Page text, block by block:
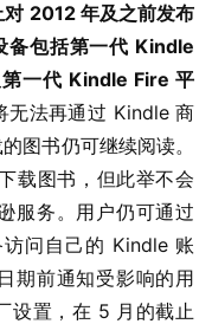
2012 年及之前发布
备包括第一代 Kindle
一代 Kindle Fire 平
无法再通过 Kindle 商
图书仍可继续阅读。
载图书，但此举不会
服务。用户仍可通过
问自己的 Kindle 账
期前通知受影响的用
设置，在 5 月的截止